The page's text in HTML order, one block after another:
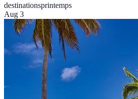
destinationsprintemps
Aug 3